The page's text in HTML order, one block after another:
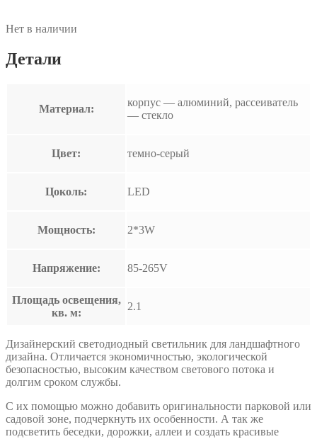
Нет в наличии
Детали
Материал:
корпус — алюминий, рассеиватель
— стекло
Цвет: темно-серый
Цоколь: LED
Мощность: 2*3W
Напряжение: 85-265V
Площадь освещения,
кв. м:
2.1
Дизайнерский светодиодный светильник для ландшафтного
дизайна. Отличается экономичностью, экологической
безопасностью, высоким качеством светового потока и
долгим сроком службы.
С их помощью можно добавить оригинальности парковой или
садовой зоне, подчеркнуть их особенности. А так же
подсветить беседки, дорожки, аллеи и создать красивые